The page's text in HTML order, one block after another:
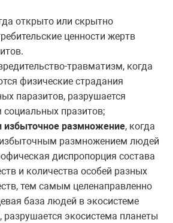
открыто или скрытно
ценности жертв
травматизм, когда
физические страдания
паразитов, разрушается
празитов;
избыточное размножение, когда
размножением людей
диспропорция состава
и количества особей разных
тем самым целенаправленно
база людей в экосистеме
разрушается экосистема планеты